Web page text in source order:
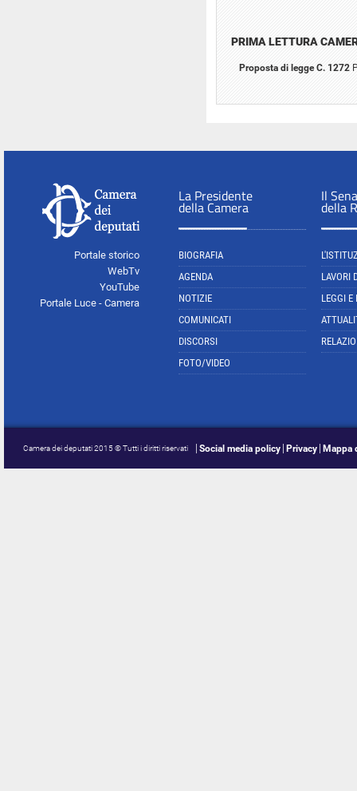
PRIMA LETTURA
Proposta di legge C. 1272
Portale storico
WebTv
YouTube
Portale Luce - Camera
La Presidente
della Camera
BIOGRAFIA
AGENDA
NOTIZIE
COMUNICATI
DISCORSI
FOTO/VIDEO
Il
della
LAVORI
LEGGI E
Camera dei deputati 2015 © Tutti i diritti riservati Social media policy Privacy Mappa